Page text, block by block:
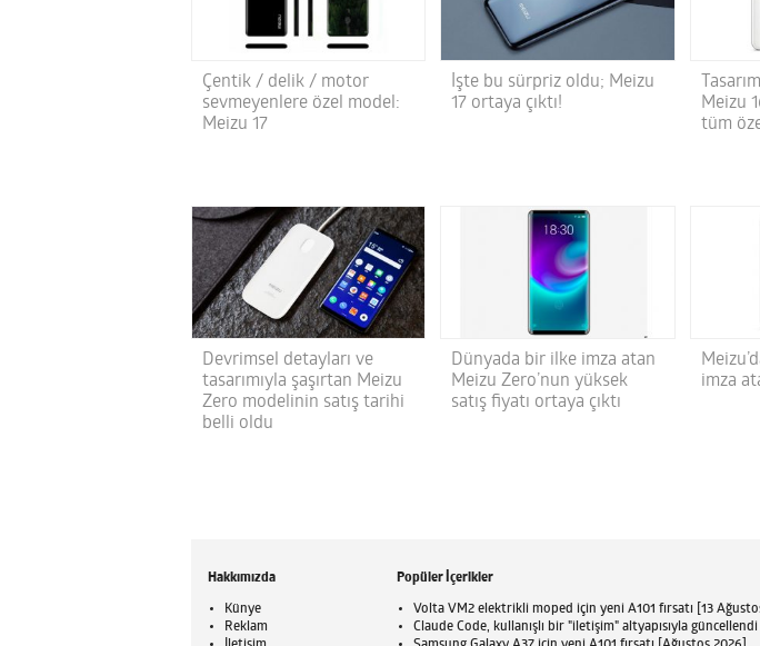
Çentik / delik / motor
sevmeyenlere özel model:
Meizu 17
İşte bu sürpriz oldu; Meizu
17 ortaya çıktı!
Meizu
tüm
Devrimsel detayları ve
tasarımıyla şaşırtan Meizu
Zero modelinin satış tarihi
belli oldu
Dünyada bir ilke imza atan
Meizu Zero’nun yüksek
satış fiyatı ortaya çıktı
imza
Hakkımızda
Künye
Reklam
Popüler İçerikler
Volta VM2 elektrikli moped için yeni A101 fırsatı [13
Claude Code, kullanışlı bir "iletişim" altyapısıyla güncellendi